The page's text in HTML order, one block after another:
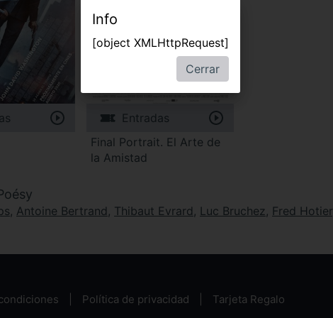
Entradas
Final Portrait. El Arte de
la Amistad
, Antoine Bertrand , Thibaut Evrard , Luc Bruchez, Fred Hotier
Política de privacidad Tarjeta Regalo
Info
[object XMLHttpRequest]
Cerrar